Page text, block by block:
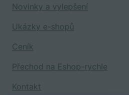
Novinky a vylepšení
Ukázky e-shopů
Ceník
Přechod na Eshop-rychle
Kontakt